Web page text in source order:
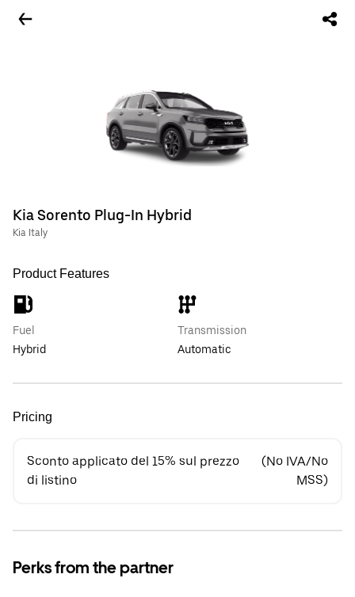
Kia Sorento Plug-In Hybrid
Kia Italy
Product Features
Fuel
Hybrid
Transmission
Automatic
Pricing
Sconto applicato del 15% sul prezzo
di listino
(No IVA/No
MSS)
Perks from the partner